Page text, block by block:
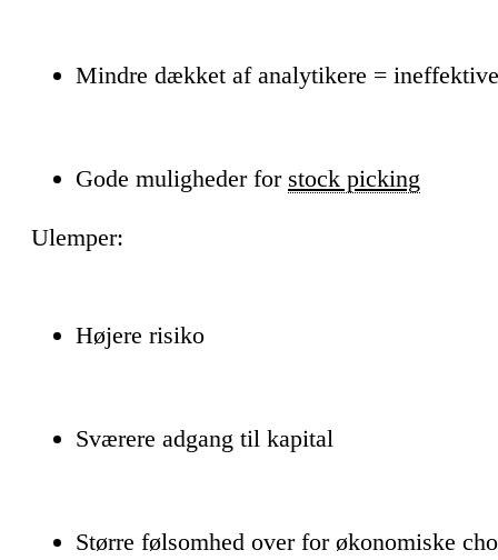
Mindre dækket af analytikere =
Gode muligheder for stock picking
Ulemper:
Højere risiko
Sværere adgang til kapital
Større følsomhed over for økonomiske